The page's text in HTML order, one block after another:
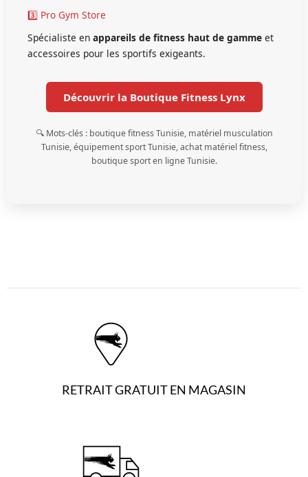
3️⃣ Pro Gym Store
Spécialiste en appareils de fitness haut de gamme et
accessoires pour les sportifs exigeants.
Découvrir la Boutique Fitness Lynx
🔍 Mots-clés : boutique fitness Tunisie, matériel musculation
Tunisie, équipement sport Tunisie, achat matériel fitness,
boutique sport en ligne Tunisie.
RETRAIT GRATUIT EN MAGASIN